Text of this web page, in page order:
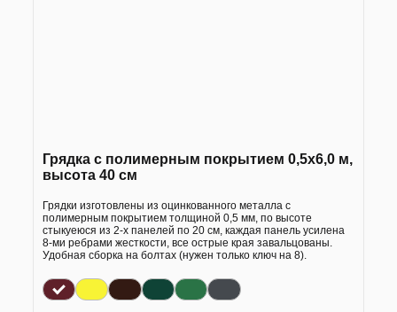
Грядка с полимерным покрытием 0,5х6,0 м,
высота 40 см
Грядки изготовлены из оцинкованного металла с
полимерным покрытием толщиной 0,5 мм, по высоте
стыкуеюся из 2-х панелей по 20 см, каждая панель усилена
8-ми ребрами жесткости, все острые края завальцованы.
Удобная сборка на болтах (нужен только ключ на 8).